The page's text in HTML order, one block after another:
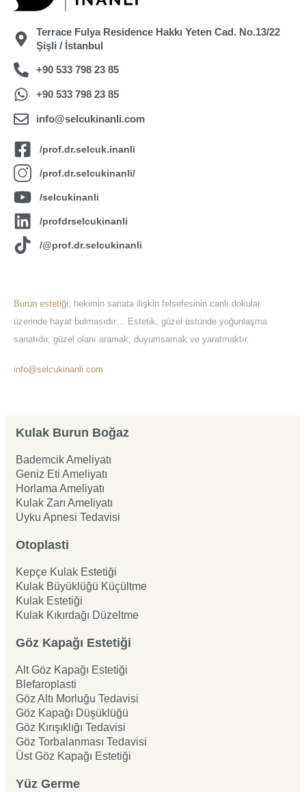
Terrace Fulya Residence Hakkı Yeten Cad. No.13/22
Şişli / İstanbul
+90 533 798 23 85
+90 533 798 23 85
info@selcukinanli.com
/prof.dr.selcuk.inanli
/prof.dr.selcukinanli/
/selcukinanli
/profdrselcukinanli
/@prof.dr.selcukinanli
Burun estetiği , hekimin sanata ilişkin felsefesinin canlı dokular
üzerinde hayat bulmasıdır… Estetik, güzel üstünde yoğunlaşma
sanatıdır, güzel olanı aramak, duyumsamak ve yaratmaktır.
info@selcukinanli.com
Kulak Burun Boğaz
Bademcik Ameliyatı
Geniz Eti Ameliyatı
Horlama Ameliyatı
Kulak Zarı Ameliyatı
Uyku Apnesi Tedavisi
Otoplasti
Kepçe Kulak Estetiği
Kulak Büyüklüğü Küçültme
Kulak Estetiği
Kulak Kıkırdağı Düzeltme
Göz Kapağı Estetiği
Alt Göz Kapağı Estetiği
Blefaroplasti
Göz Altı Morluğu Tedavisi
Göz Kapağı Düşüklüğü
Göz Kırışıklığı Tedavisi
Göz Torbalanması Tedavisi
Üst Göz Kapağı Estetiği
Yüz Germe